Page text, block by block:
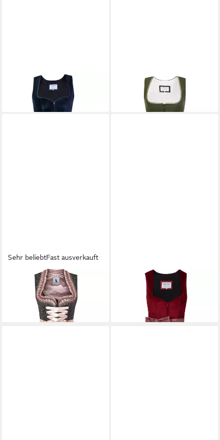
EDELNICE
139,99 €
EDELNICE
139,99 €
Sehr beliebtFast ausverkauft
ALPENMÄRCHEN
Dirndl Dirndl Juna in grau und
rosa - ALM905
EDELNICE
UVP139,99 €